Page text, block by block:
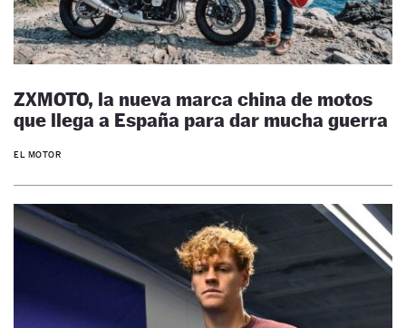
ZXMOTO, la nueva marca china de motos
que llega a España para dar mucha guerra
EL MOTOR